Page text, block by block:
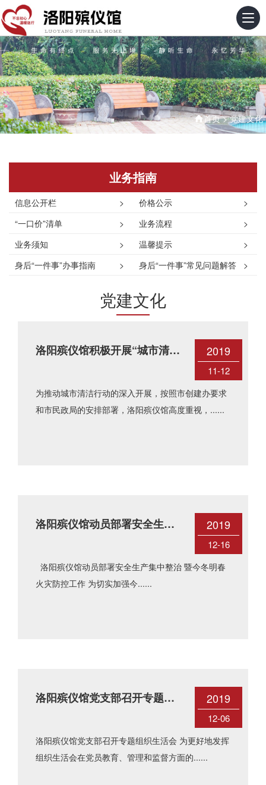
首页>党建文化
业务指南
>
信息公开栏 >
价格公示
>
“一口价”清单 >
业务流程
>
业务须知 >
温馨提示
>
身后“一件事”办事指南 >
身后“一件事”常见问题解答
党建文化
2019
11-12
洛阳殡仪馆积极开展“城市清洁
为推动城市清洁行动的深入开展，按照市创建办要求
和市民政局的安排部署，洛阳殡仪馆高度重视，......
2019
12-16
洛阳殡仪馆动员部署安全生产
工作
洛阳殡仪馆动员部署安全生产集中整治 暨今冬明春
火灾防控工作 为切实加强今......
2019
12-06
洛阳殡仪馆党支部召开专题组
洛阳殡仪馆党支部召开专题组织生活会 为更好地发挥
组织生活会在党员教育、管理和监督方面的......